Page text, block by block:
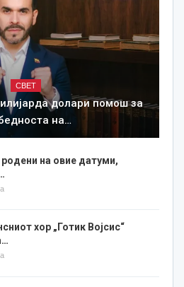
СВЕТ
долари помош за
на…
на овие датуми,
хор „Готик Војсис“